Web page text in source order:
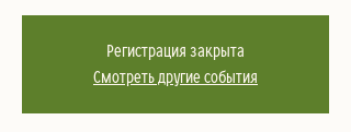
Регистрация закрыта
Смотреть другие события